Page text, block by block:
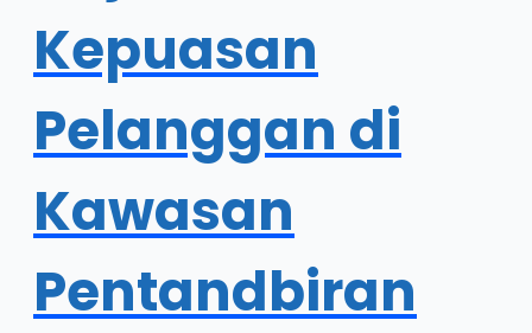
Kepuasan
Pelanggan di
Kawasan
Pentandbiran